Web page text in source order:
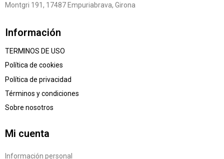
Montgri 191, 17487 Empuriabrava, Girona
Información
TERMINOS DE USO
Política de cookies
Política de privacidad
Términos y condiciones
Sobre nosotros
Mi cuenta
Información personal